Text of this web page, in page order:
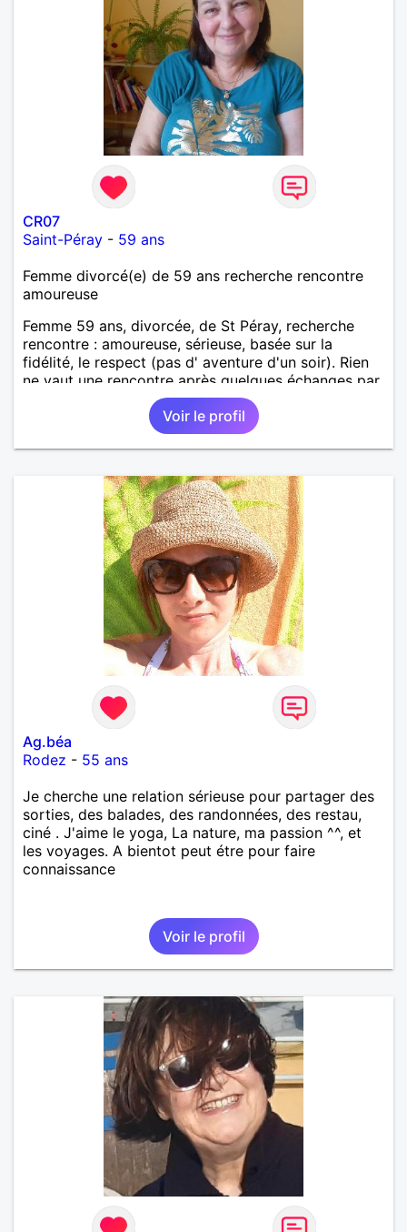
CR07
Saint-Péray - 59 ans
Femme divorcé(e) de 59 ans recherche rencontre
amoureuse
Femme 59 ans, divorcée, de St Péray, recherche
rencontre : amoureuse, sérieuse, basée sur la
fidélité, le respect (pas d' aventure d'un soir). Rien
ne vaut une rencontre après quelques échanges par
messages pour savoir si il y a un feeling entre les
deux et le désir de se revoir. Au plaisir de se
Voir le profil
Ag.béa
Rodez - 55 ans
Je cherche une relation sérieuse pour partager des
sorties, des balades, des randonnées, des restau,
ciné . J'aime le yoga, La nature, ma passion ^^, et
les voyages. A bientot peut étre pour faire
connaissance
Voir le profil